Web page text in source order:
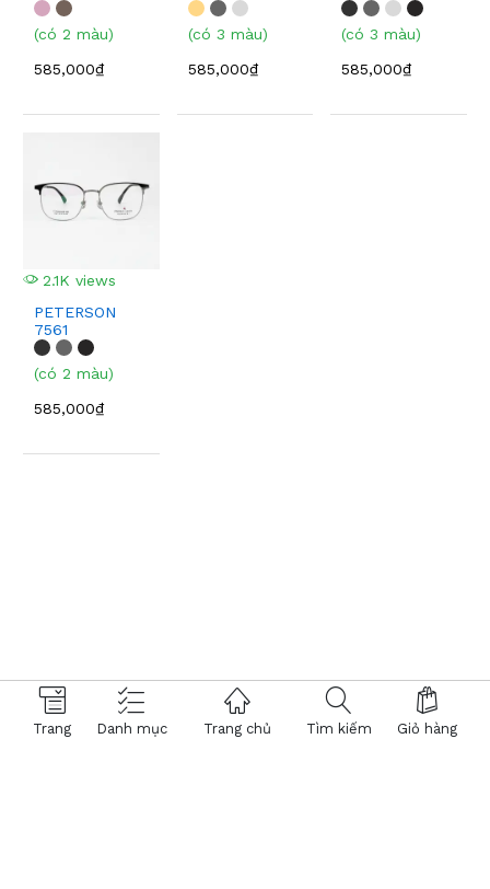
Trang Danh mục Trang chủ Tìm kiếm Giỏ hàng
(có 2 màu)
585,000₫
(có 3 màu)
585,000₫
(có 3 màu)
585,000₫
2.1K views
PETERSON
7561
(có 2 màu)
585,000₫